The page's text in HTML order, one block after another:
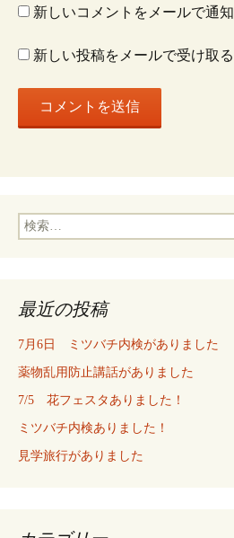
新しいコメントをメールで通知
新しい投稿をメールで受け取る
検
索:
最近の投稿
7月6日 ミツバチ内検がありました
薬物乱用防止講話がありました
7/5 花フェスタありました！
ミツバチ内検ありました！
見学旅行がありました